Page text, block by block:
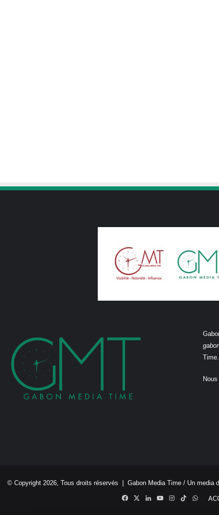
Time.
© Copyright 2026, Tous droits réservés | Gabon Media Time / Un media
Facebook
X LinkedinYouTubeInstagram
TikTok